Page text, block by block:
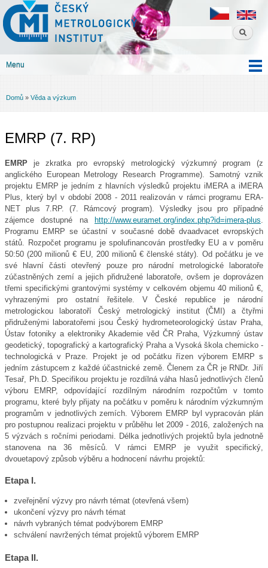
obsahu
Český
metrologický
institut
Menu
Jste zde
Domů » Věda a výzkum
EMRP (7. RP)
EMRP je zkratka pro evropský metrologický výzkumný program (z
anglického European Metrology Research Programme). Samotný vznik
projektu EMRP je jedním z hlavních výsledků projektu iMERA a iMERA
Plus, který byl v období 2008 - 2011 realizován v rámci programu ERA-
NET plus 7.RP. (7. Rámcový program). Výsledky jsou pro případné
zájemce dostupné na
http://www.euramet.org/index.php?id=imera-plus.
Programu EMRP se účastní v současné době dvaadvacet evropských
států. Rozpočet programu je spolufinancován prostředky EU a v poměru
50:50 (200 milionů € EU, 200 milionů € členské státy). Od počátku je ve
své hlavní části otevřený pouze pro národní metrologické laboratoře
zúčastněných zemí a jejich přidružené laboratoře, ovšem je doprovázen
třemi specifickými grantovými systémy v celkovém objemu 40 milionů €,
vyhrazenými pro ostatní řešitele. V České republice je národní
metrologickou laboratoří Český metrologický institut (ČMI) a čtyřmi
přidruženými laboratořemi jsou Český hydrometeorologický ústav Praha,
Ústav fotoniky a elektroniky Akademie věd ČR Praha, Výzkumný ústav
geodetický, topografický a kartografický Praha a Vysoká škola chemicko -
technologická v Praze. Projekt je od počátku řízen výborem EMRP s
jedním zástupcem z každé účastnické země. Členem za ČR je RNDr. Jiří
Tesař, Ph.D. Specifikou projektu je rozdílná váha hlasů jednotlivých členů
výboru EMRP, odpovídající rozdílným národním rozpočtům v tomto
programu, které byly přijaty na počátku v poměru k národním výzkumným
programům v jednotlivých zemích. Výborem EMRP byl vypracován plán
pro postupnou realizaci projektu v průběhu let 2009 - 2016, založených na
5 výzvách s ročními periodami. Délka jednotlivých projektů byla jednotně
stanovena na 36 měsíců. V rámci EMRP je využit specifický,
dvouetapový způsob výběru a hodnocení návrhu projektů:
Etapa I.
zveřejnění výzvy pro návrh témat (otevřená všem)
ukončení výzvy pro návrh témat
návrh vybraných témat podvýborem EMRP
schválení navržených témat projektů výborem EMRP
Etapa II.